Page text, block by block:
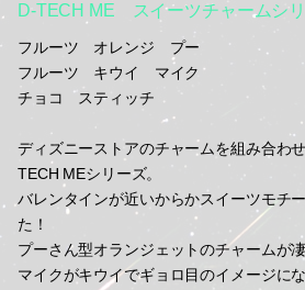
D-TECH ME スイーツチャームシ
フルーツ オレンジ プー
フルーツ キウイ マイク
チョコ スティッチ
ディズニーストアのチャームを組み合わ
TECH MEシリーズ。
バレンタインが近いからかスイーツモチ
た！
プーさん型オランジェットのチャームが
マイクがキウイでギョロ目のイメージにな